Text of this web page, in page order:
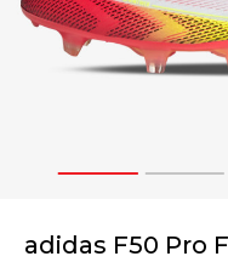
1 2
adidas F50 Pro